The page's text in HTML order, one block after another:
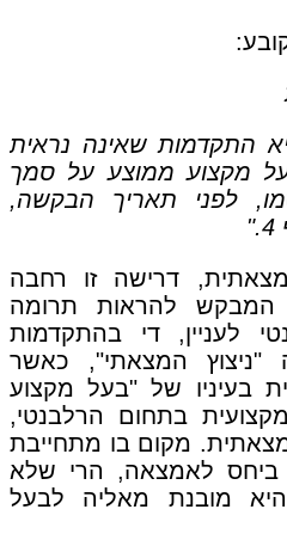
התקדמות שאינה נראית
מקצוע ממוצע על סמך
לפני תאריך הבקשה,
דרישה זו רחבה
המבקש להראות תרומה
לעניין, די בהתקדמות
המצאתי", כאשר
בעיניו של "בעל מקצוע
בתחום הרלבנטי,
מקום בו מתחייבת
ביחס לאמצאה, הרי שלא
מובנת מאליה לבעל